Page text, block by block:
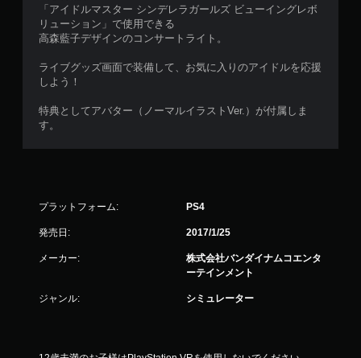
「アイドルマスター シンデレラガールズ ビューイングレボ
リューション」で使用できる
高森藍子デザインのコンサートライト。
ライブグッズ画面で装備して、お気に入りのアイドルを応援
しよう！
特典としてアバター（ノーマルイラストVer.）が付属しま
す。
プラットフォーム: PS4
発売日: 2017/1/25
メーカー:
株式会社バンダイナムコエンタ
ーテインメント
ジャンル: シミュレーター